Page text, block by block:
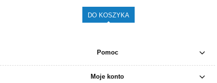
DO KOSZYKA
Pomoc
Moje konto